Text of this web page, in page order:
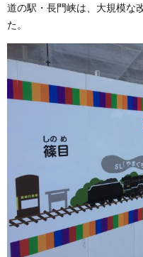
道の駅・長門峡は、大規模な
た。